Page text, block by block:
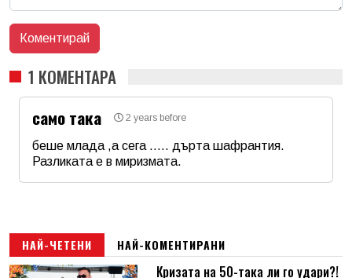
1 КОМЕНТАРА
само така
2 years before
беше млада ,а сега ..... дърта шафрантия.
Разликата е в миризмата.
Email
НАЙ-ЧЕТЕНИ НАЙ-КОМЕНТИРАНИ
Кризата на 50-така ли го удари?!